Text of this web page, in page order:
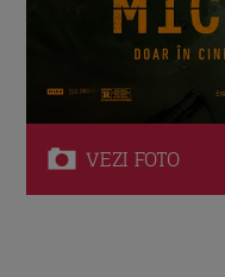
VEZI FOTO